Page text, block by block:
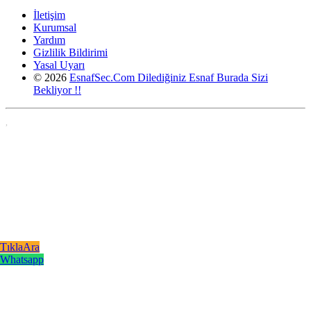
TıklaAra
Whatsapp
İletişim
Kurumsal
Yardım
Gizlilik Bildirimi
Yasal Uyarı
© 2026 EsnafSec.Com Dilediğiniz Esnaf Burada Sizi
Bekliyor !!
,